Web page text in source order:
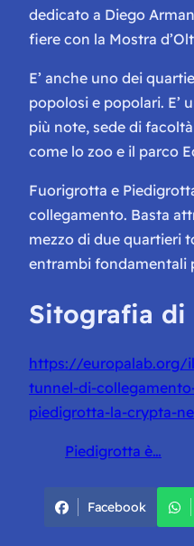
dedicato a Diego
fiere con la Mostra
E’ anche uno dei
popolosi e popolari. E’
più note, sede di
come lo zoo e il parco
Fuorigrotta e
collegamento. Basta
mezzo di due quartieri
entrambi fondamentali
Sitografia
https://europalab.org/
tunnel-di-
piedigrotta-la-crypta-
Piedigrotta è…
Facebook